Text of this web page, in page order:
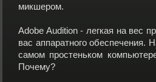
микшером.
Adobe Audition - легкая на вес
вас аппаратного обеспечения.
самом простеньком
Почему?